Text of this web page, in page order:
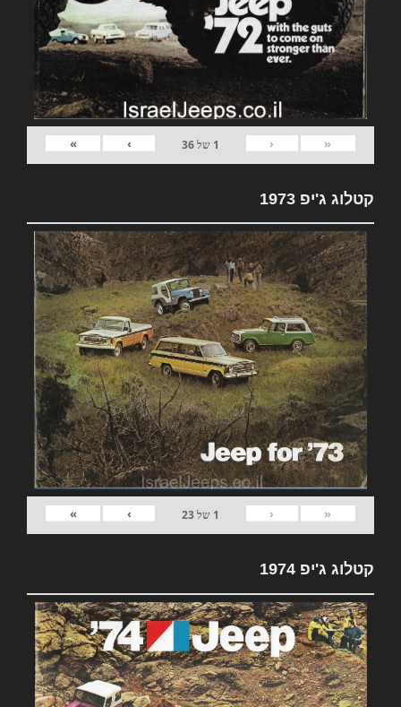
«
‹
1 של36
›
»
קטלוג ג'יפ 1973
«
‹
1 של23
›
»
קטלוג ג'יפ 1974